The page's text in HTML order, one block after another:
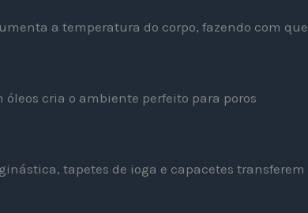
a temperatura do corpo, fazendo com que
óleos cria o ambiente perfeito para poros
tapetes de ioga e capacetes transferem